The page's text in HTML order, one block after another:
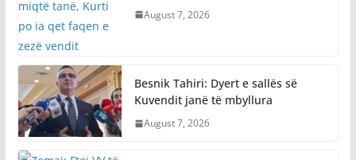
August 7, 2026
Besnik Tahiri: Dyert e sallës së
Kuvendit janë të mbyllura
August 7, 2026